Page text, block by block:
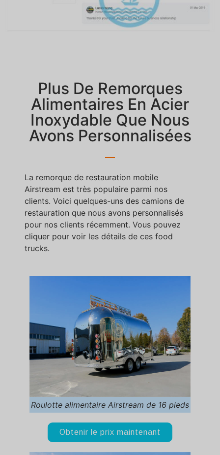
Plus De Remorques
Alimentaires En Acier
Inoxydable Que Nous
Avons Personnalisées
La remorque de restauration mobile
Airstream est très populaire parmi nos
clients. Voici quelques-uns des camions de
restauration que nous avons personnalisés
pour nos clients récemment. Vous pouvez
cliquer pour voir les détails de ces food
trucks.
Roulotte alimentaire Airstream de 16 pieds
Obtenir le prix maintenant